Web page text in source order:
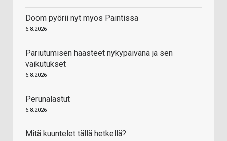
Doom pyörii nyt myös Paintissa
6.8.2026
Pariutumisen haasteet nykypäivänä ja sen
vaikutukset
6.8.2026
Perunalastut
6.8.2026
Mitä kuuntelet tällä hetkellä?